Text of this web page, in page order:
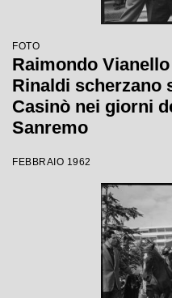
FOTO
Raimondo
Rinaldi scherzano
Casinò nei giorni
Sanremo
FEBBRAIO 1962